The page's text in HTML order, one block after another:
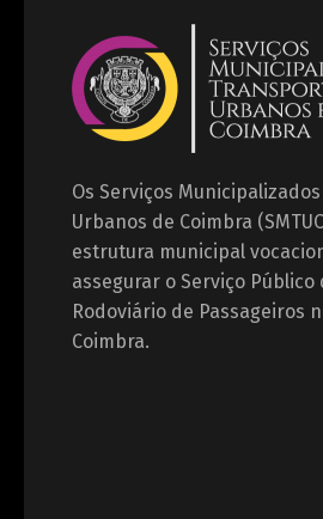
Os Serviços
Urbanos de Coimbra
estrutura municipal
assegurar o Serviço
Rodoviário de Passageiros
Coimbra.